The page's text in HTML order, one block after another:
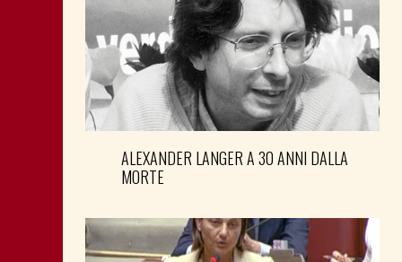
ALEXANDER LANGER A 30 ANNI DALLA
MORTE